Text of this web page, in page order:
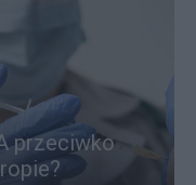
przeciwko